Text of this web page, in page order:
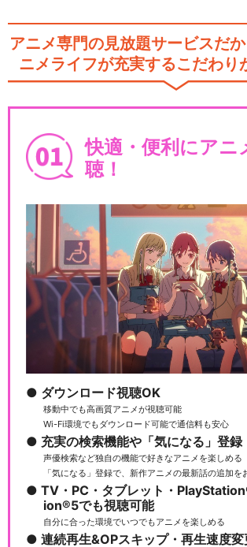
アニメ専門の見放題サービスだか
ニメライフが充実するこだわり
快適・便利にアニ
聴！
ダウンロード視聴OK
移動中でも高画質アニメが視聴可能
Wi-Fi環境でもダウンロード可能で通信料も安心
充実の検索機能や「気になる」登録
声優検索など独自の機能で好きなアニメを楽しめる
「気になる」登録で、新作アニメの最新話の追加を
TV・PC・タブレット・
ion®5でも視聴可能
自分に合った環境でいつでもアニメを楽しめる
連続再生&OPスキップ・再生速度変